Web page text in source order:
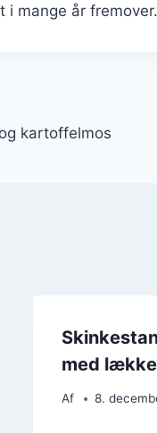
i mange år fremover.
kartoffelmos
med
Af 8.